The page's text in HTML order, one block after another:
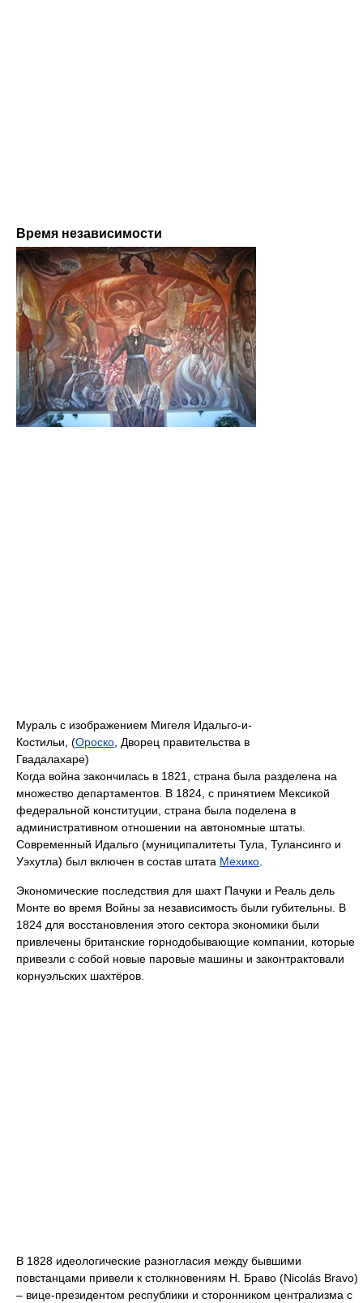
Время независимости
Мураль с изображением Мигеля Идальго-и-
Костильи, (Ороско, Дворец правительства в
Гвадалахаре)
Когда война закончилась в 1821, страна была разделена на
множество департаментов. В 1824, с принятием Мексикой
федеральной конституции, страна была поделена в
административном отношении на автономные штаты.
Современный Идальго (муниципалитеты Тула, Тулансинго и
Уэхутла) был включен в состав штата Мехико.
Экономические последствия для шахт Пачуки и Реаль дель
Монте во время Войны за независимость были губительны. В
1824 для восстановления этого сектора экономики были
привлечены британские горнодобывающие компании, которые
привезли с собой новые паровые машины и законтрактовали
корнуэльских шахтёров.
В 1828 идеологические разногласия между бывшими
повстанцами привели к столкновениям Н. Браво (Nicolás Bravo)
– вице-президентом республики и сторонником централизма с